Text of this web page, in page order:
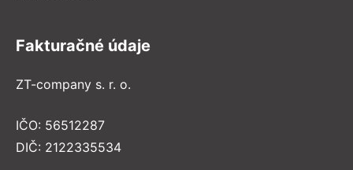
Fakturačné údaje
ZT-company s. r. o.
IČO: 56512287
DIČ: 2122335534